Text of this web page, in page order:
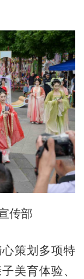
传部
策划多项特
美育体验、